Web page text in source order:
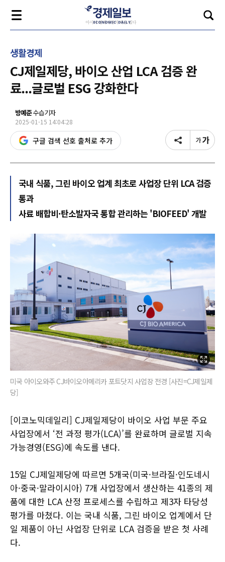
생활경제
CJ제일제당, 바이오 산업 LCA 검증 완
료...글로벌 ESG 강화한다
방예준수습기자
2025-01-15 14:04:28
구글 검색 선호 출처로 추가
국내 식품, 그린 바이오 업계 최초로 사업장 단위 LCA 검증
통과
사료 배합비·탄소발자국 통합 관리하는 'BIOFEED' 개발
미국 아이오와주 CJ바이오아메리카 포트닷지 사업장 전경 [사진=CJ제일제
당]
[이코노믹데일리] CJ제일제당이 바이오 사업 부문 주요
사업장에서 ‘전 과정 평가(LCA)’를 완료하며 글로벌 지속
가능경영(ESG)에 속도를 낸다.
15일 CJ제일제당에 따르면 5개국(미국·브라질·인도네시
아·중국·말라이시아) 7개 사업장에서 생산하는 41종의 제
품에 대한 LCA 산정 프로세스를 수립하고 제3자 타당성
평가를 마쳤다. 이는 국내 식품, 그린 바이오 업계에서 단
일 제품이 아닌 사업장 단위로 LCA 검증을 받은 첫 사례
다.